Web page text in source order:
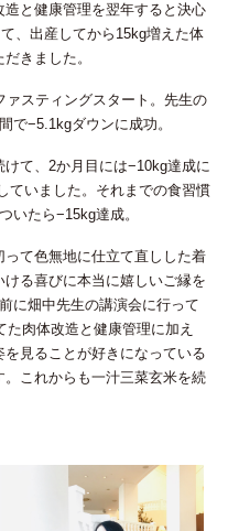
と健康管理を翌年すると決心
、出産してから15kg増えた体
きました。
ァスティングスタート。先生の
で−5.1kgダウンに成功。
て、2か月目には−10kg達成に
ていました。それまでの食習慣
いたら−15kg達成。
て色無地に仕立て直しした着
る喜びに本当に嬉しいご縁を
に畑中先生の講演会に行って
肉体改造と健康管理に加え
見ることが好きになっている
これからも一汁三菜玄米を続